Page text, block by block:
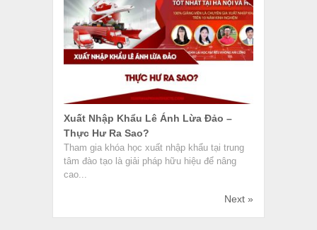
Xuất Nhập Khẩu Lê Ánh Lừa Đảo –
Thực Hư Ra Sao?
Tham gia khóa học xuất nhập khẩu tại trung
tâm đào tạo là giải pháp hữu hiệu để nâng
cao...
Next »